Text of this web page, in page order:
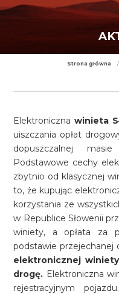
Strona główna /
Elektronicznawinieta
uiszczania opłat
dopuszczalnej
Podstawowe cechy
zbytnio od klasycznej
to, że kupując
korzystania ze
w Republice Słowenii
winiety, a opłata za
podstawie przejechanej
elektronicznej
drogę. Elektroniczna
rejestracyjnym